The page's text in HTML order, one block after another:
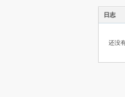
日志
还没